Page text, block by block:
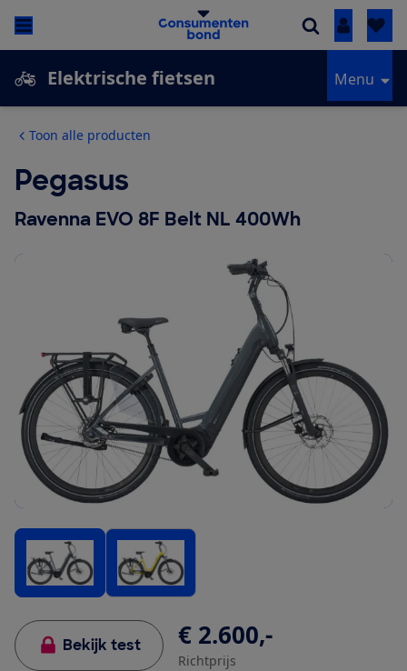
Inloggen
Elektrische fietsen Menu
Toon alle producten
Pegasus
Ravenna EVO 8F Belt NL 400Wh
Bekijk test € 2.600,-
Richtprijs